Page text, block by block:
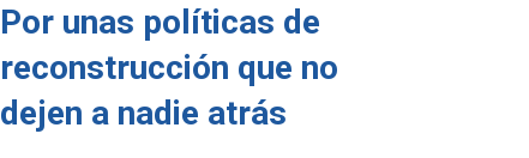
Por unas políticas de
reconstrucción que no
dejen a nadie atrás